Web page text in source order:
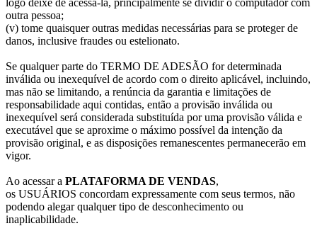
outra pessoa;
(v) tome quaisquer outras medidas necessárias para se proteger de
danos, inclusive fraudes ou estelionato.
Se qualquer parte do TERMO DE ADESÃO for determinada
inválida ou inexequível de acordo com o direito aplicável, incluindo,
mas não se limitando, a renúncia da garantia e limitações de
responsabilidade aqui contidas, então a provisão inválida ou
inexequível será considerada substituída por uma provisão válida e
executável que se aproxime o máximo possível da intenção da
provisão original, e as disposições remanescentes permanecerão em
vigor.
Ao acessar a PLATAFORMA DE VENDAS,
os USUÁRIOS concordam expressamente com seus termos, não
podendo alegar qualquer tipo de desconhecimento ou
inaplicabilidade.